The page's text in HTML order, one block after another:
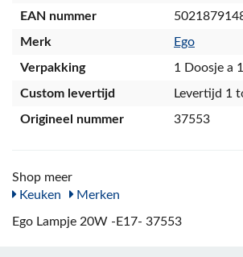
EAN nummer
Merk
Ego
Verpakking
1 Doosje a
Custom levertijd
Levertijd 1
Origineel nummer
37553
Shop meer
Keuken
Merken
Ego Lampje 20W -E17- 37553